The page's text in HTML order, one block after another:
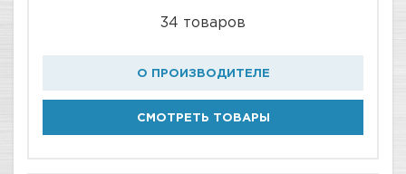
34 товаров
О ПРОИЗВОДИТЕЛЕ
СМОТРЕТЬ ТОВАРЫ